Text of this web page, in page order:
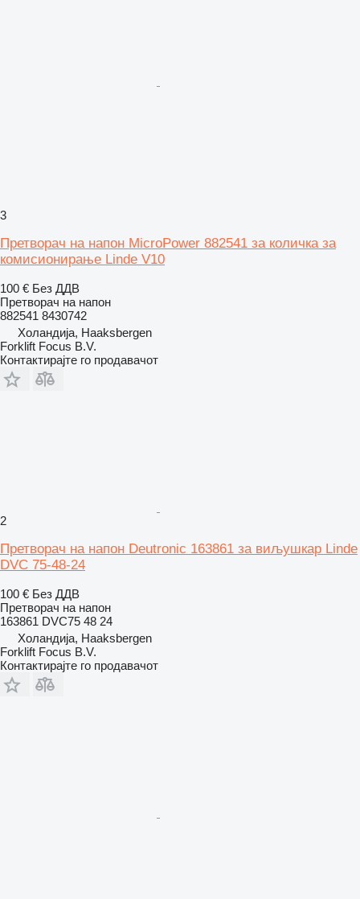
3
Претворач на напон MicroPower 882541 за количка за
комисионирање Linde V10
100 € Без ДДВ
Претворач на напон
882541 8430742
Холандија, Haaksbergen
Forklift Focus B.V.
Контактирајте го продавачот
2
Претворач на напон Deutronic 163861 за виљушкар Linde
DVC 75-48-24
100 € Без ДДВ
Претворач на напон
163861 DVC75 48 24
Холандија, Haaksbergen
Forklift Focus B.V.
Контактирајте го продавачот